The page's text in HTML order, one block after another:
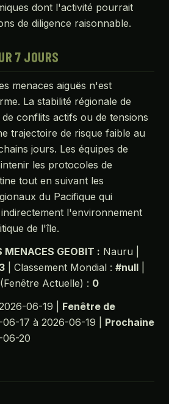
dont l'activité pourrait
de diligence raisonnable.
7 JOURS
menaces aiguës n'est
La stabilité régionale de
conflits actifs ou de tensions
trajectoire de risque faible au
jours. Les équipes de
les protocoles de
tout en suivant les
du Pacifique qui
l'environnement
de l'île.
MENACES GEOBIT : Nauru |
3 | Classement Mondial : #null
Actuelle) : 0
06-19 | Fenêtre de
17 à 2026-06-19 | Prochaine
06-20